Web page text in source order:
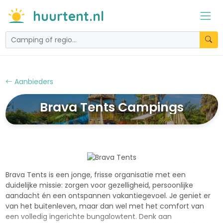
huurtent.nl
Aanbieders
Brava Tents Campings
Brava Tents is een jonge, frisse organisatie met een
duidelijke missie: zorgen voor gezelligheid, persoonlijke
aandacht én een ontspannen vakantiegevoel. Je geniet er
van het buitenleven, maar dan wel met het comfort van
een volledig ingerichte bungalowtent. Denk aan